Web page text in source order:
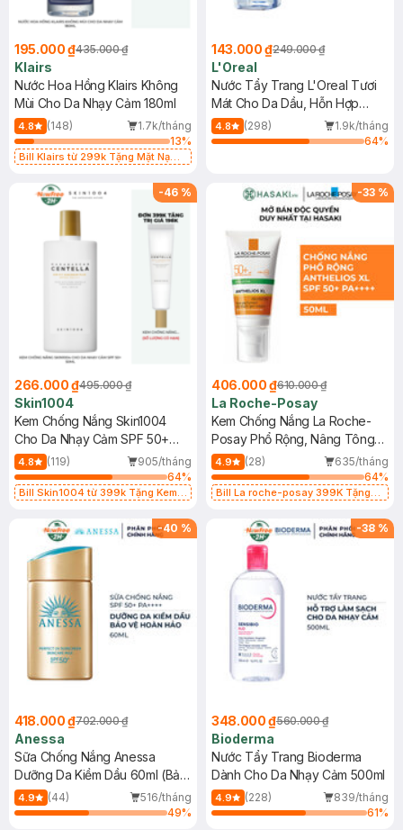
195.000 ₫435.000 ₫
Klairs
Nước Hoa Hồng Klairs Không
Mùi Cho Da Nhạy Cảm 180ml
4.8 (148)
1.7k/tháng
13%
Bill Klairs từ 299k Tặng Mặt Nạ
25ml (SL Có Hạn)
143.000 ₫249.000 ₫
L'Oreal
Nước Tẩy Trang L'Oreal Tươi
Mát Cho Da Dầu, Hỗn Hợp
400ml
4.8 (298)
1.9k/tháng
64%
-46 %
266.000 ₫495.000 ₫
Skin1004
Kem Chống Nắng Skin1004
Cho Da Nhạy Cảm SPF 50+
50ml
4.8 (119)
905/tháng
64%
Bill Skin1004 từ 399k Tặng Kem
SPF 50+ 20ml (SL Có Hạn)
-33 %
406.000 ₫610.000 ₫
La Roche-Posay
Kem Chống Nắng La Roche-
Posay Phổ Rộng, Nâng Tông
Kiềm Dầu 50ml
4.9 (28)
635/tháng
64%
Bill La roche-posay 399K Tặng
(SL có hạn)
-40 %
418.000 ₫702.000 ₫
Anessa
Sữa Chống Nắng Anessa
Dưỡng Da Kiềm Dầu 60ml (Bản
Mới)
4.9 (44)
516/tháng
49%
-38 %
348.000 ₫560.000 ₫
Bioderma
Nước Tẩy Trang Bioderma
Dành Cho Da Nhạy Cảm 500ml
4.9 (228)
839/tháng
61%